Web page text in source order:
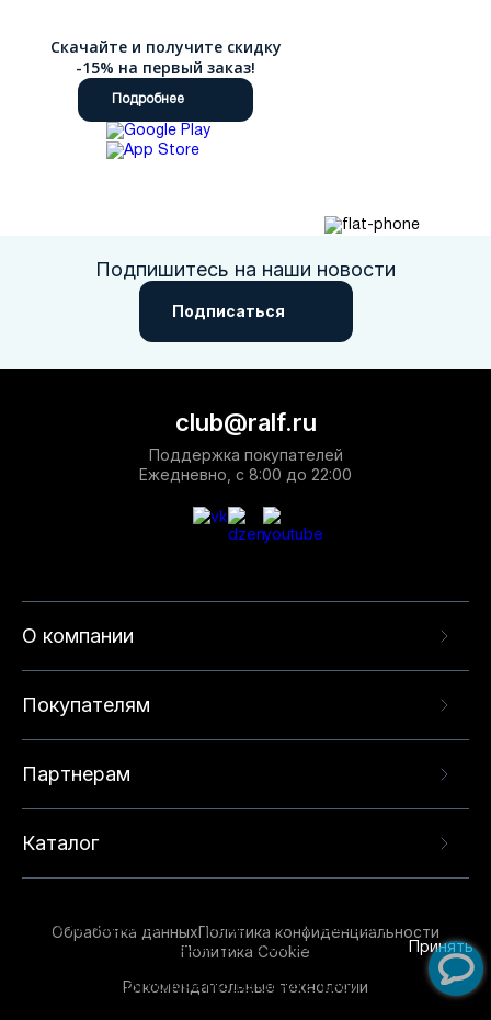
Скачайте и получите скидку
-15% на первый заказ!
Подробнее
Подпишитесь на наши новости
Подписаться
О компании
Покупателям
Партнерам
Каталог
club@ralf.ru
Поддержка покупателей
Ежедневно, с 8:00 до 22:00
Обработка данныхПолитика конфиденциальности
Политика Cookie
Рекомендательные технологии
опыта на нашем сайте. Продолжая использовать
данный сайт, вы соглашаетесь с использованием
технологий. Для получения дополнительной
Принять